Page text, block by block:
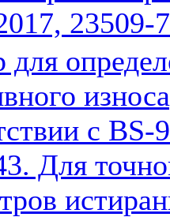
с
Для